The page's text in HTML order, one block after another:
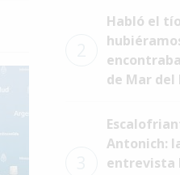
Habló el
de Mar del
Antonich:
entrevista